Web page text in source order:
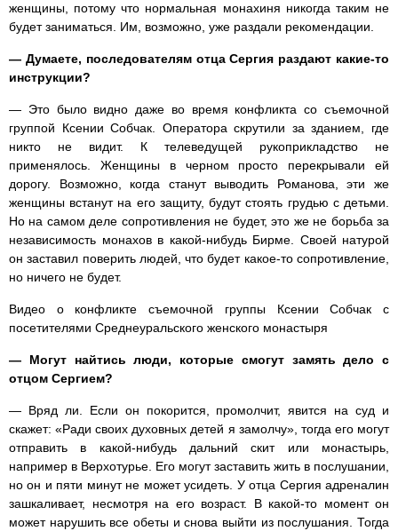
женщины, потому что нормальная монахиня никогда таким не
будет заниматься. Им, возможно, уже раздали рекомендации.
— Думаете, последователям отца Сергия раздают какие-то
инструкции?
— Это было видно даже во время конфликта со съемочной
группой Ксении Собчак. Оператора скрутили за зданием, где
никто не видит. К телеведущей рукоприкладство не
применялось. Женщины в черном просто перекрывали ей
дорогу. Возможно, когда станут выводить Романова, эти же
женщины встанут на его защиту, будут стоять грудью с детьми.
Но на самом деле сопротивления не будет, это же не борьба за
независимость монахов в какой-нибудь Бирме. Своей натурой
он заставил поверить людей, что будет какое-то сопротивление,
но ничего не будет.
Видео о конфликте съемочной группы Ксении Собчак с
посетителями Среднеуральского женского монастыря
— Могут найтись люди, которые смогут замять дело с
отцом Сергием?
— Вряд ли. Если он покорится, промолчит, явится на суд и
скажет: «Ради своих духовных детей я замолчу», тогда его могут
отправить в какой-нибудь дальний скит или монастырь,
например в Верхотурье. Его могут заставить жить в послушании,
но он и пяти минут не может усидеть. У отца Сергия адреналин
зашкаливает, несмотря на его возраст. В какой-то момент он
может нарушить все обеты и снова выйти из послушания. Тогда